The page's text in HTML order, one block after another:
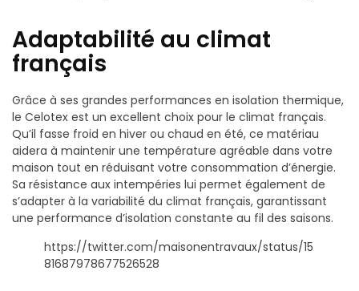
Adaptabilité au climat
français
Grâce à ses grandes performances en isolation thermique,
le Celotex est un excellent choix pour le climat français.
Qu’il fasse froid en hiver ou chaud en été, ce matériau
aidera à maintenir une température agréable dans votre
maison tout en réduisant votre consommation d’énergie.
Sa résistance aux intempéries lui permet également de
s’adapter à la variabilité du climat français, garantissant
une performance d’isolation constante au fil des saisons.
https://twitter.com/maisonentravaux/status/15
81687978677526528